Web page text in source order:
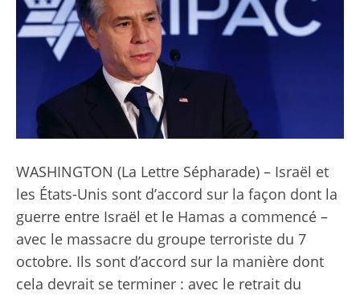
WASHINGTON (La Lettre Sépharade) – Israël et
les États-Unis sont d’accord sur la façon dont la
guerre entre Israël et le Hamas a commencé –
avec le massacre du groupe terroriste du 7
octobre. Ils sont d’accord sur la manière dont
cela devrait se terminer : avec le retrait du